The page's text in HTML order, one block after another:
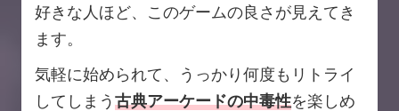
好きな人ほど、このゲームの良さが見えてき
ます。
気軽に始められて、うっかり何度もリトライ
してしまう古典アーケードの中毒性を楽しめ